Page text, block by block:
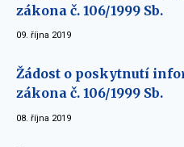
zákona č. 106/1999 Sb.
09. října 2019
Žádost o poskytnutí
zákona č. 106/1999 Sb.
08. října 2019